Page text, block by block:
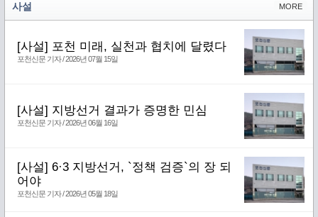
MORE
사설
[사설] 포천 미래, 실천과 협치에 달렸다
포천신문 기자 / 2026년 07월 15일
[사설] 지방선거 결과가 증명한 민심
포천신문 기자 / 2026년 06월 16일
[사설] 6·3 지방선거, `정책 검증`의 장 되
어야
포천신문 기자 / 2026년 05월 18일